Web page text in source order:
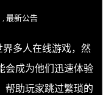
最新公告
界多人在线游戏，然
会成为他们迅速体验
帮助玩家跳过繁琐的